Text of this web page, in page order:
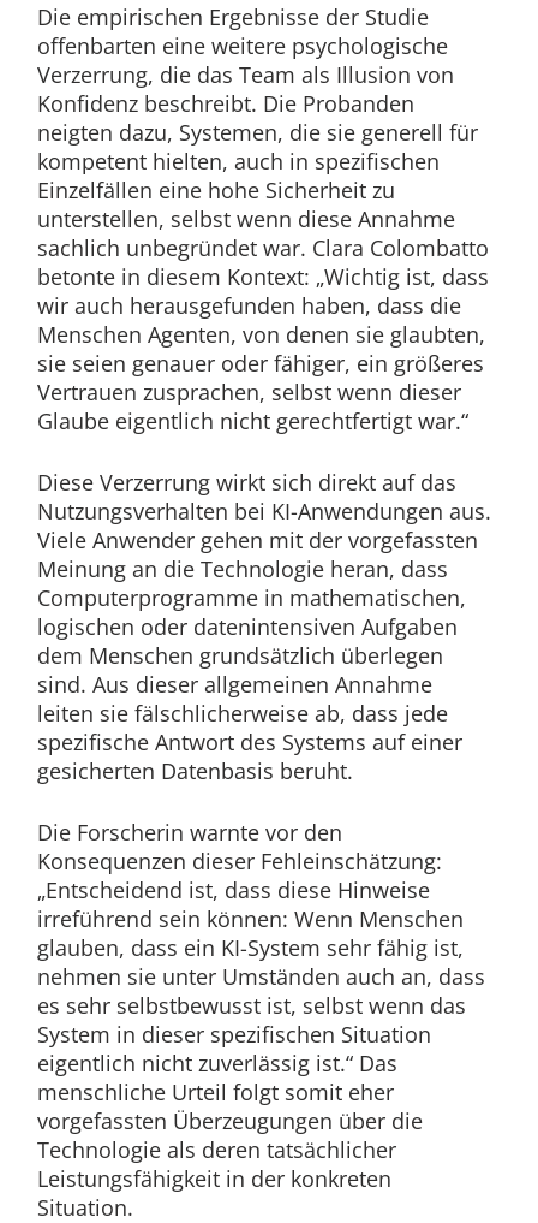
Die empirischen Ergebnisse der Studie
offenbarten eine weitere psychologische
Verzerrung, die das Team als Illusion von
Konfidenz beschreibt. Die Probanden
neigten dazu, Systemen, die sie generell für
kompetent hielten, auch in spezifischen
Einzelfällen eine hohe Sicherheit zu
unterstellen, selbst wenn diese Annahme
sachlich unbegründet war. Clara Colombatto
betonte in diesem Kontext: „Wichtig ist, dass
wir auch herausgefunden haben, dass die
Menschen Agenten, von denen sie glaubten,
sie seien genauer oder fähiger, ein größeres
Vertrauen zusprachen, selbst wenn dieser
Glaube eigentlich nicht gerechtfertigt war.“
Diese Verzerrung wirkt sich direkt auf das
Nutzungsverhalten bei KI-Anwendungen aus.
Viele Anwender gehen mit der vorgefassten
Meinung an die Technologie heran, dass
Computerprogramme in mathematischen,
logischen oder datenintensiven Aufgaben
dem Menschen grundsätzlich überlegen
sind. Aus dieser allgemeinen Annahme
leiten sie fälschlicherweise ab, dass jede
spezifische Antwort des Systems auf einer
gesicherten Datenbasis beruht.
Die Forscherin warnte vor den
Konsequenzen dieser Fehleinschätzung:
„Entscheidend ist, dass diese Hinweise
irreführend sein können: Wenn Menschen
glauben, dass ein KI-System sehr fähig ist,
nehmen sie unter Umständen auch an, dass
es sehr selbstbewusst ist, selbst wenn das
System in dieser spezifischen Situation
eigentlich nicht zuverlässig ist.“ Das
menschliche Urteil folgt somit eher
vorgefassten Überzeugungen über die
Technologie als deren tatsächlicher
Leistungsfähigkeit in der konkreten
Situation.